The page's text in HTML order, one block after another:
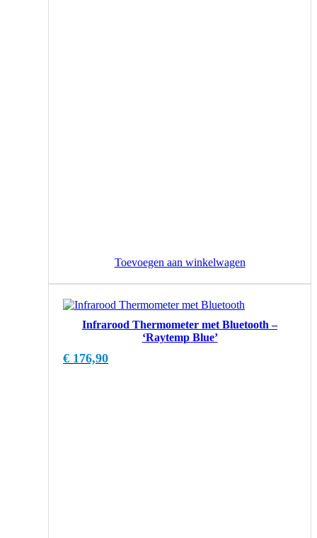
Toevoegen aan winkelwagen
Infrarood Thermometer met Bluetooth –
‘Raytemp Blue’
€ 176,90